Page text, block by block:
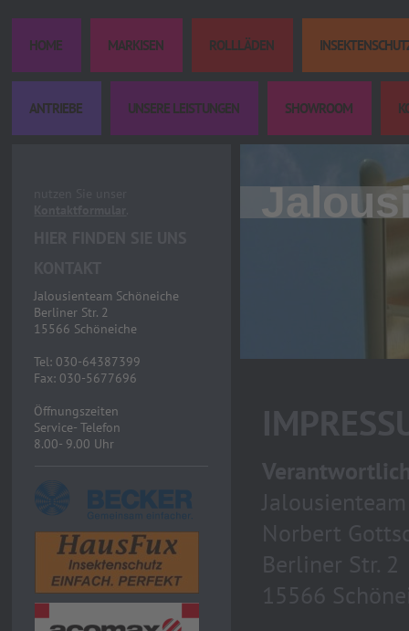
HOME MARKISEN ROLLLÄDEN
ANTRIEBE UNSERE LEISTUNGEN SHOWROOM
Jalousienteam Schöneiche
Berliner Str. 2
15566 Schöneiche
Tel: 030-64387399
Fax: 030-5677696
Öffnungszeiten
Service- Telefon
8.00- 9.00 Uhr
Norbert
Berliner Str. 2
15566